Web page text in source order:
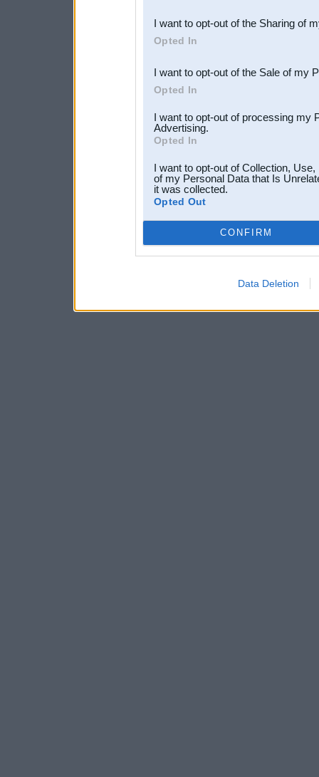
Downstream Participants
third parties.
I want to opt-out of the Sharing of
Opted In
I want to opt-out of the Sale of my
Opted In
I want to opt-out of processing my
Advertising.
Opted In
I want to opt-out of Collection,
of my Personal Data that Is
it was collected.
Opted Out
CONFIRM
Data Deletion